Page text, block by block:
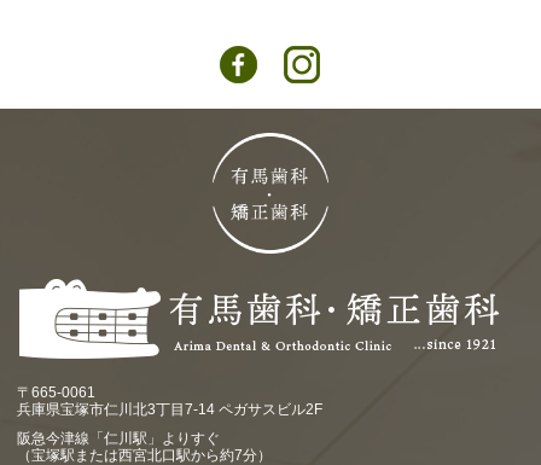
〒665-0061
兵庫県宝塚市仁川北3丁目7-14 ペガサスビル2F
阪急今津線「仁川駅」よりすぐ
（宝塚駅または西宮北口駅から約7分）